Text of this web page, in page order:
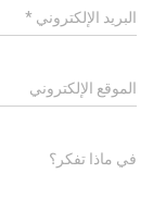
البريد الإلكتروني *
الموقع الإلكتروني
في ماذا تفكر؟